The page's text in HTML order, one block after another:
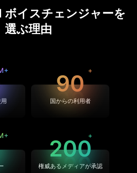
イスチェンジャーを
選ぶ理由
90
国からの利用者
200
権威あるメディアが承認